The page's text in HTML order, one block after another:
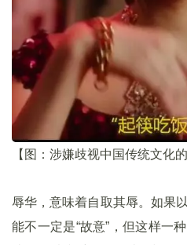
【图：涉嫌歧视中国传统文化
辱华，意味着自取其辱。如果
能不一定是“故意”，但这样一